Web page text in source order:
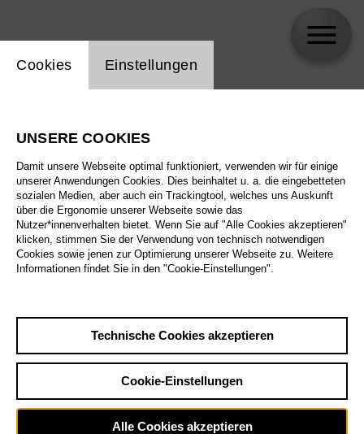
Biographie
Spielplan
Einstellung Website Cookie
Cookies Einstellungen
UNSERE COOKIES
Damit unsere Webseite optimal funktioniert, verwenden wir für einige
unserer Anwendungen Cookies. Dies beinhaltet u. a. die eingebetteten
sozialen Medien, aber auch ein Trackingtool, welches uns Auskunft
über die Ergonomie unserer Webseite sowie das
Nutzer*innenverhalten bietet. Wenn Sie auf "Alle Cookies akzeptieren"
klicken, stimmen Sie der Verwendung von technisch notwendigen
Cookies sowie jenen zur Optimierung unserer Webseite zu. Weitere
Informationen findet Sie in den "Cookie-Einstellungen".
Technische Cookies akzeptieren
Cookie-Einstellungen
Alle Cookies akzeptieren